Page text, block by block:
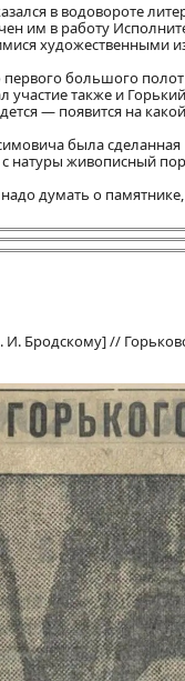
в водовороте
им в работу
художественными
первого большого
участие также и
— появится на
была
натуры живописный
думать о
И. Бродскому] //